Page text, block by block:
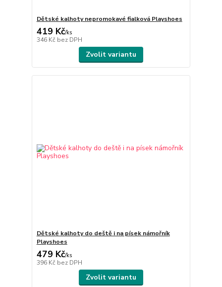
Dětské kalhoty nepromokavé fialková Playshoes
419 Kč/ks
346 Kč bez DPH
Zvolit variantu
Dětské kalhoty do deště i na písek námořník
Playshoes
479 Kč/ks
396 Kč bez DPH
Zvolit variantu